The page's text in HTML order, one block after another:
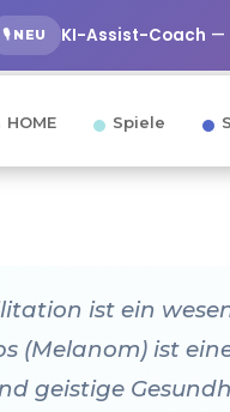
🎙️ NEU KI-Assist-Coach —
HOME Spiele
ist ein
(Melanom) ist
geistige